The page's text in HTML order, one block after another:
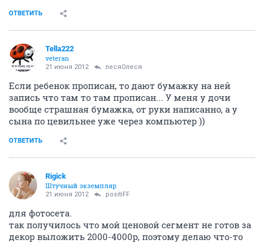
ОТВЕТИТЬ
Tella222
veteran
21 июня 2012 лесяОлеся
Если ребенок прописан, то дают бумажку на ней
запись что там то там прописан... У меня у дочи
вообще страшная бумажка, от руки написанно, а у
сына по цевильнее уже через компьютер ))
ОТВЕТИТЬ
Rigick
Штучный экземпляр
21 июня 2012 positiFF
для фотосета.
так получилось что мой ценовой сегмент не готов за
декор выложить 2000-4000р, поэтому делаю что-то